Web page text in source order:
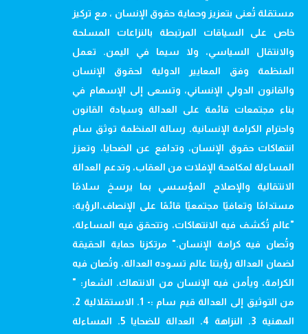
مستقلة تُعنى بتعزيز وحماية حقوق الإنسان ، مع تركيز
خاص على السياقات المرتبطة بالنزاعات المسلحة
والانتقال السياسي، ولا سيما في اليمن. تعمل
المنظمة وفق المعايير الدولية لحقوق الإنسان
والقانون الدولي الإنساني، وتسعى إلى الإسهام في
بناء مجتمعات قائمة على العدالة وسيادة القانون
واحترام الكرامة الإنسانية. رسالة المنظمة توثق سام
انتهاكات حقوق الإنسان، وتدافع عن الضحايا، وتعزز
المساءلة لمكافحة الإفلات من العقاب، وتدعم العدالة
الانتقالية والإصلاح المؤسسي بما يرسخ سلامًا
مستدامًا وتعافيًا مجتمعيًا قائمًا على الإنصاف.الرؤية:
"عالم تُكشف فيه الانتهاكات، وتتحقق فيه المساءلة،
وتُصان فيه كرامة الإنسان." مرتكزنا حماية الحقيقة
لضمان العدالة رؤيتنا عالم تسوده العدالة، وتُصان فيه
الكرامة، ويأمن فيه الإنسان من الانتهاك. الشعار: "
من التوثيق إلى العدالة قيم سام :- 1. الاستقلالية 2.
المهنية 3. النزاهة 4. العدالة للضحايا 5. المساءلة